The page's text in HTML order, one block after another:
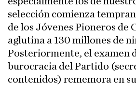
selección comienza
de los Jóvenes Pioneros de
aglutina a 130 millones de
Posteriormente, el examen
burocracia del Partido
contenidos) rememora en